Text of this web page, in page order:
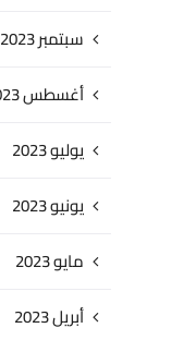
سبتمبر 2023
أغسطس 2023
يوليو 2023
يونيو 2023
مايو 2023
أبريل 2023